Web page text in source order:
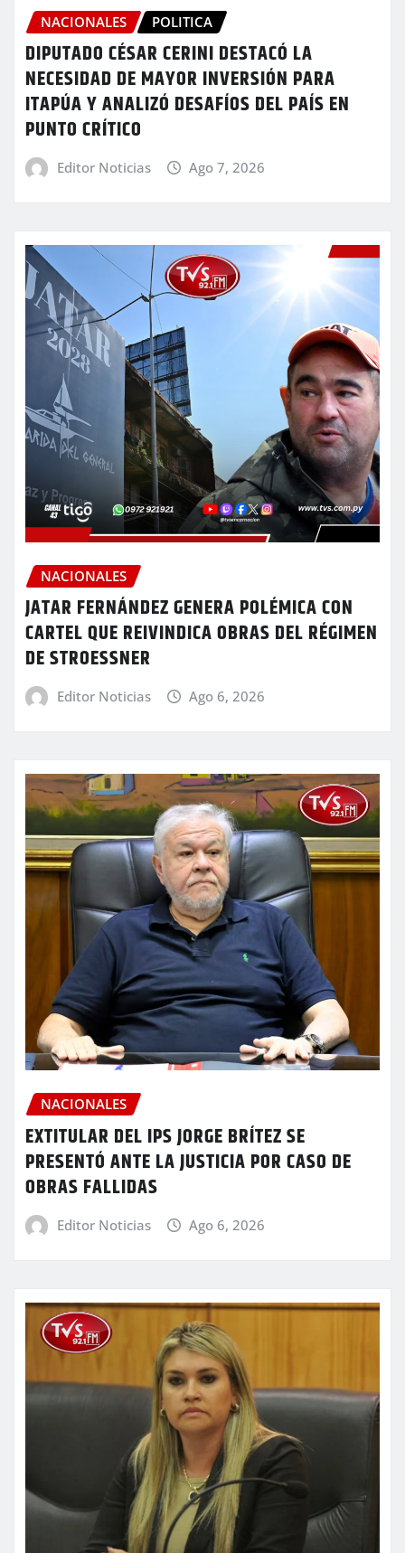
NACIONALES POLITICA
DIPUTADO CÉSAR CERINI DESTACÓ LA
NECESIDAD DE MAYOR INVERSIÓN PARA
ITAPÚA Y ANALIZÓ DESAFÍOS DEL PAÍS EN
PUNTO CRÍTICO
Editor Noticias Ago 7, 2026
NACIONALES
JATAR FERNÁNDEZ GENERA POLÉMICA CON
CARTEL QUE REIVINDICA OBRAS DEL RÉGIMEN
DE STROESSNER
Editor Noticias Ago 6, 2026
NACIONALES
EXTITULAR DEL IPS JORGE BRÍTEZ SE
PRESENTÓ ANTE LA JUSTICIA POR CASO DE
OBRAS FALLIDAS
Editor Noticias Ago 6, 2026